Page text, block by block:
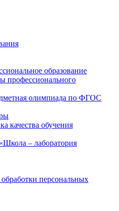
образование
профессионального
олимпиада по ФГОС
качества обучения
– лаборатория
персональных